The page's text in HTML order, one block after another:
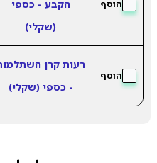
הוסף
הקבע - כספי
(שקלי)
הוסף
רעות קרן
- כספי (שקלי)